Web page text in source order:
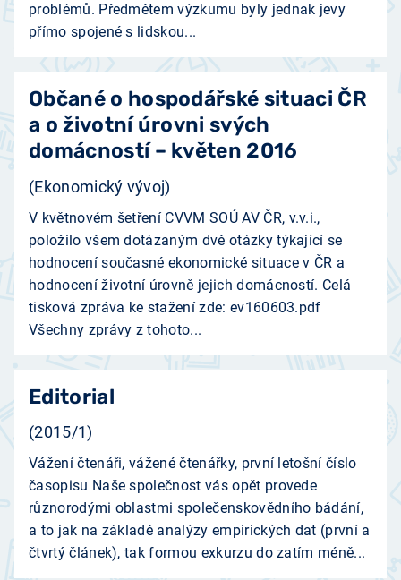
problémů. Předmětem výzkumu byly jednak jevy
přímo spojené s lidskou...
Občané o hospodářské situaci ČR
a o životní úrovni svých
domácností – květen 2016
(Ekonomický vývoj)
V květnovém šetření CVVM SOÚ AV ČR, v.v.i.,
položilo všem dotázaným dvě otázky týkající se
hodnocení současné ekonomické situace v ČR a
hodnocení životní úrovně jejich domácností. Celá
tisková zpráva ke stažení zde: ev160603.pdf
Všechny zprávy z tohoto...
Editorial
(2015/1)
Vážení čtenáři, vážené čtenářky, první letošní číslo
časopisu Naše společnost vás opět provede
různorodými oblastmi společenskovědního bádání,
a to jak na základě analýzy empirických dat (první a
čtvrtý článek), tak formou exkurzu do zatím méně...